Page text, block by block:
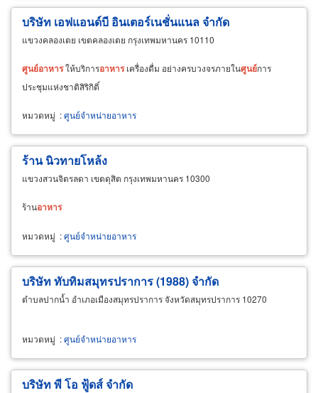
บริษัท เอฟแอนด์บี อินเตอร์เนชั่นแนล จำกัด
แขวงคลองเตย เขตคลองเตย กรุงเทพมหานคร 10110
ศูนย์อาหารให้บริการอาหารเครื่องดื่ม อย่างครบวงจรภายในศูนย์การ
ประชุมแห่งชาติสิริกิติ์
หมวดหมู่ :ศูนย์จำหน่ายอาหาร
ร้าน นิวทายโหล้ง
แขวงสวนจิตรลดา เขตดุสิต กรุงเทพมหานคร 10300
ร้านอาหาร
หมวดหมู่ :ศูนย์จำหน่ายอาหาร
บริษัท ทับทิมสมุทรปราการ (1988) จำกัด
ตำบลปากน้ำ อำเภอเมืองสมุทรปราการ จังหวัดสมุทรปราการ 10270
หมวดหมู่ :ศูนย์จำหน่ายอาหาร
บริษัท พี โอ ฟู้ดส์ จำกัด